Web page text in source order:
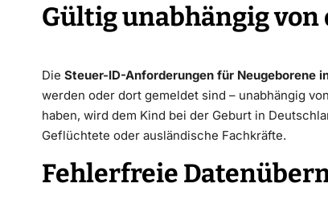
Gültig unabhängig
Die Steuer-ID-Anforderungen für Neugeborene
werden oder dort gemeldet sind – unabhängig
haben, wird dem Kind bei der Geburt in
Geflüchtete oder ausländische Fachkräfte.
Fehlerfreie